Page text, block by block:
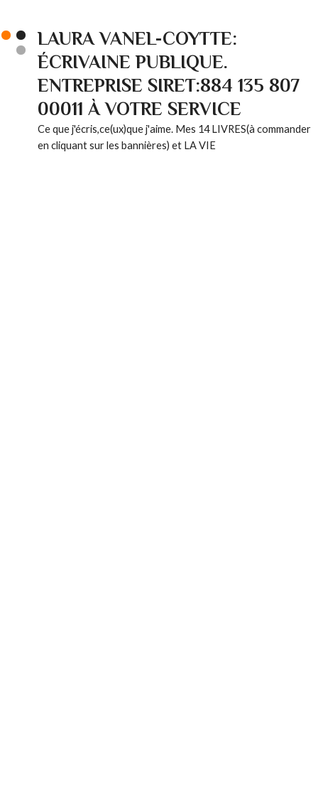
LAURA VANEL-COYTTE:
ÉCRIVAINE PUBLIQUE.
ENTREPRISE SIRET:884 135 807
00011 À VOTRE SERVICE
Ce que j'écris,ce(ux)que j'aime. Mes 14 LIVRES(à commander
en cliquant sur les bannières) et LA VIE